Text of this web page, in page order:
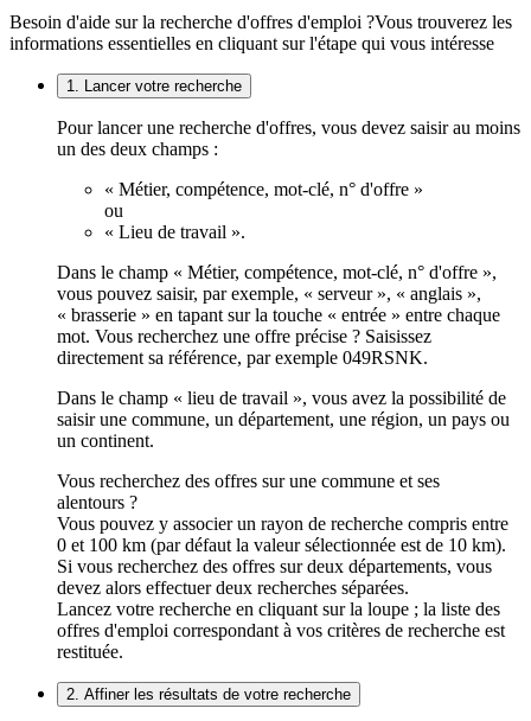
Besoin d'aide sur la recherche d'offres d'emploi ?Vous trouverez les
informations essentielles en cliquant sur l'étape qui vous intéresse
1. Lancer votre recherche
Pour lancer une recherche d'offres, vous devez saisir au moins
un des deux champs :
« Métier, compétence, mot-clé, n° d'offre »
ou
« Lieu de travail ».
Dans le champ « Métier, compétence, mot-clé, n° d'offre »,
vous pouvez saisir, par exemple, « serveur », « anglais »,
« brasserie » en tapant sur la touche « entrée » entre chaque
mot. Vous recherchez une offre précise ? Saisissez
directement sa référence, par exemple 049RSNK.
Dans le champ « lieu de travail », vous avez la possibilité de
saisir une commune, un département, une région, un pays ou
un continent.
Vous recherchez des offres sur une commune et ses
alentours ?
Vous pouvez y associer un rayon de recherche compris entre
0 et 100 km (par défaut la valeur sélectionnée est de 10 km).
Si vous recherchez des offres sur deux départements, vous
devez alors effectuer deux recherches séparées.
Lancez votre recherche en cliquant sur la loupe ; la liste des
offres d'emploi correspondant à vos critères de recherche est
restituée.
2. Affiner les résultats de votre recherche